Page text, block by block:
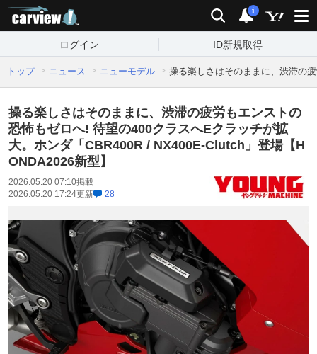
検索 通知
i
ログイン ID新規取得
トップ ニュース ニューモデル 操る楽しさはそのままに、渋滞の
操る楽しさはそのままに、渋滞の疲労もエンストの
恐怖もゼロへ! 待望の400クラスへEクラッチが拡
大。ホンダ「CBR400R / NX400E-Clutch」登場【H
ONDA2026新型】
2026.05.20 07:10掲載
2026.05.20 17:24更新 28